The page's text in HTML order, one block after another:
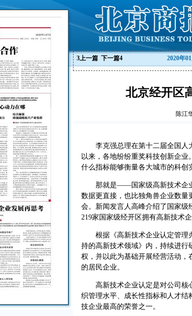
3上一篇 下一篇4 2020年
北京经开区
陈江
李克强总理在第十二届全国人
以来，各地纷纷重奖科技创新企业
什么指标能够衡量各大城市的科创
那就是——国家级高新技术企业
数据更直接，也比独角兽企业数量
会。新闻发言人高峰介绍了国家级
219家国家级经开区拥有高新技术企
根据《高新技术企业认定管理
持的高新技术领域》内，持续进
权，并以此为基础开展经营活动
的居民企业。
高新技术企业认定是对公司核
织管理水平、成长性指标和人才
技企业最高的荣誉之一。